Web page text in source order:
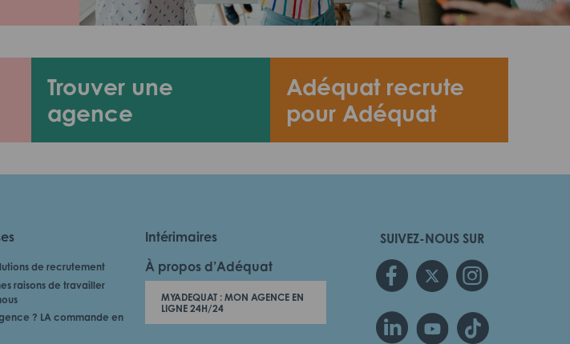
Trouver une
agence
Adéquat recrute
pour Adéquat
SUIVEZ-NOUS SUR
de recrutement
raisons de travailler
? LA commande en
Intérimaires
À propos d’Adéquat
MYADEQUAT : MON AGENCE EN
LIGNE 24H/24